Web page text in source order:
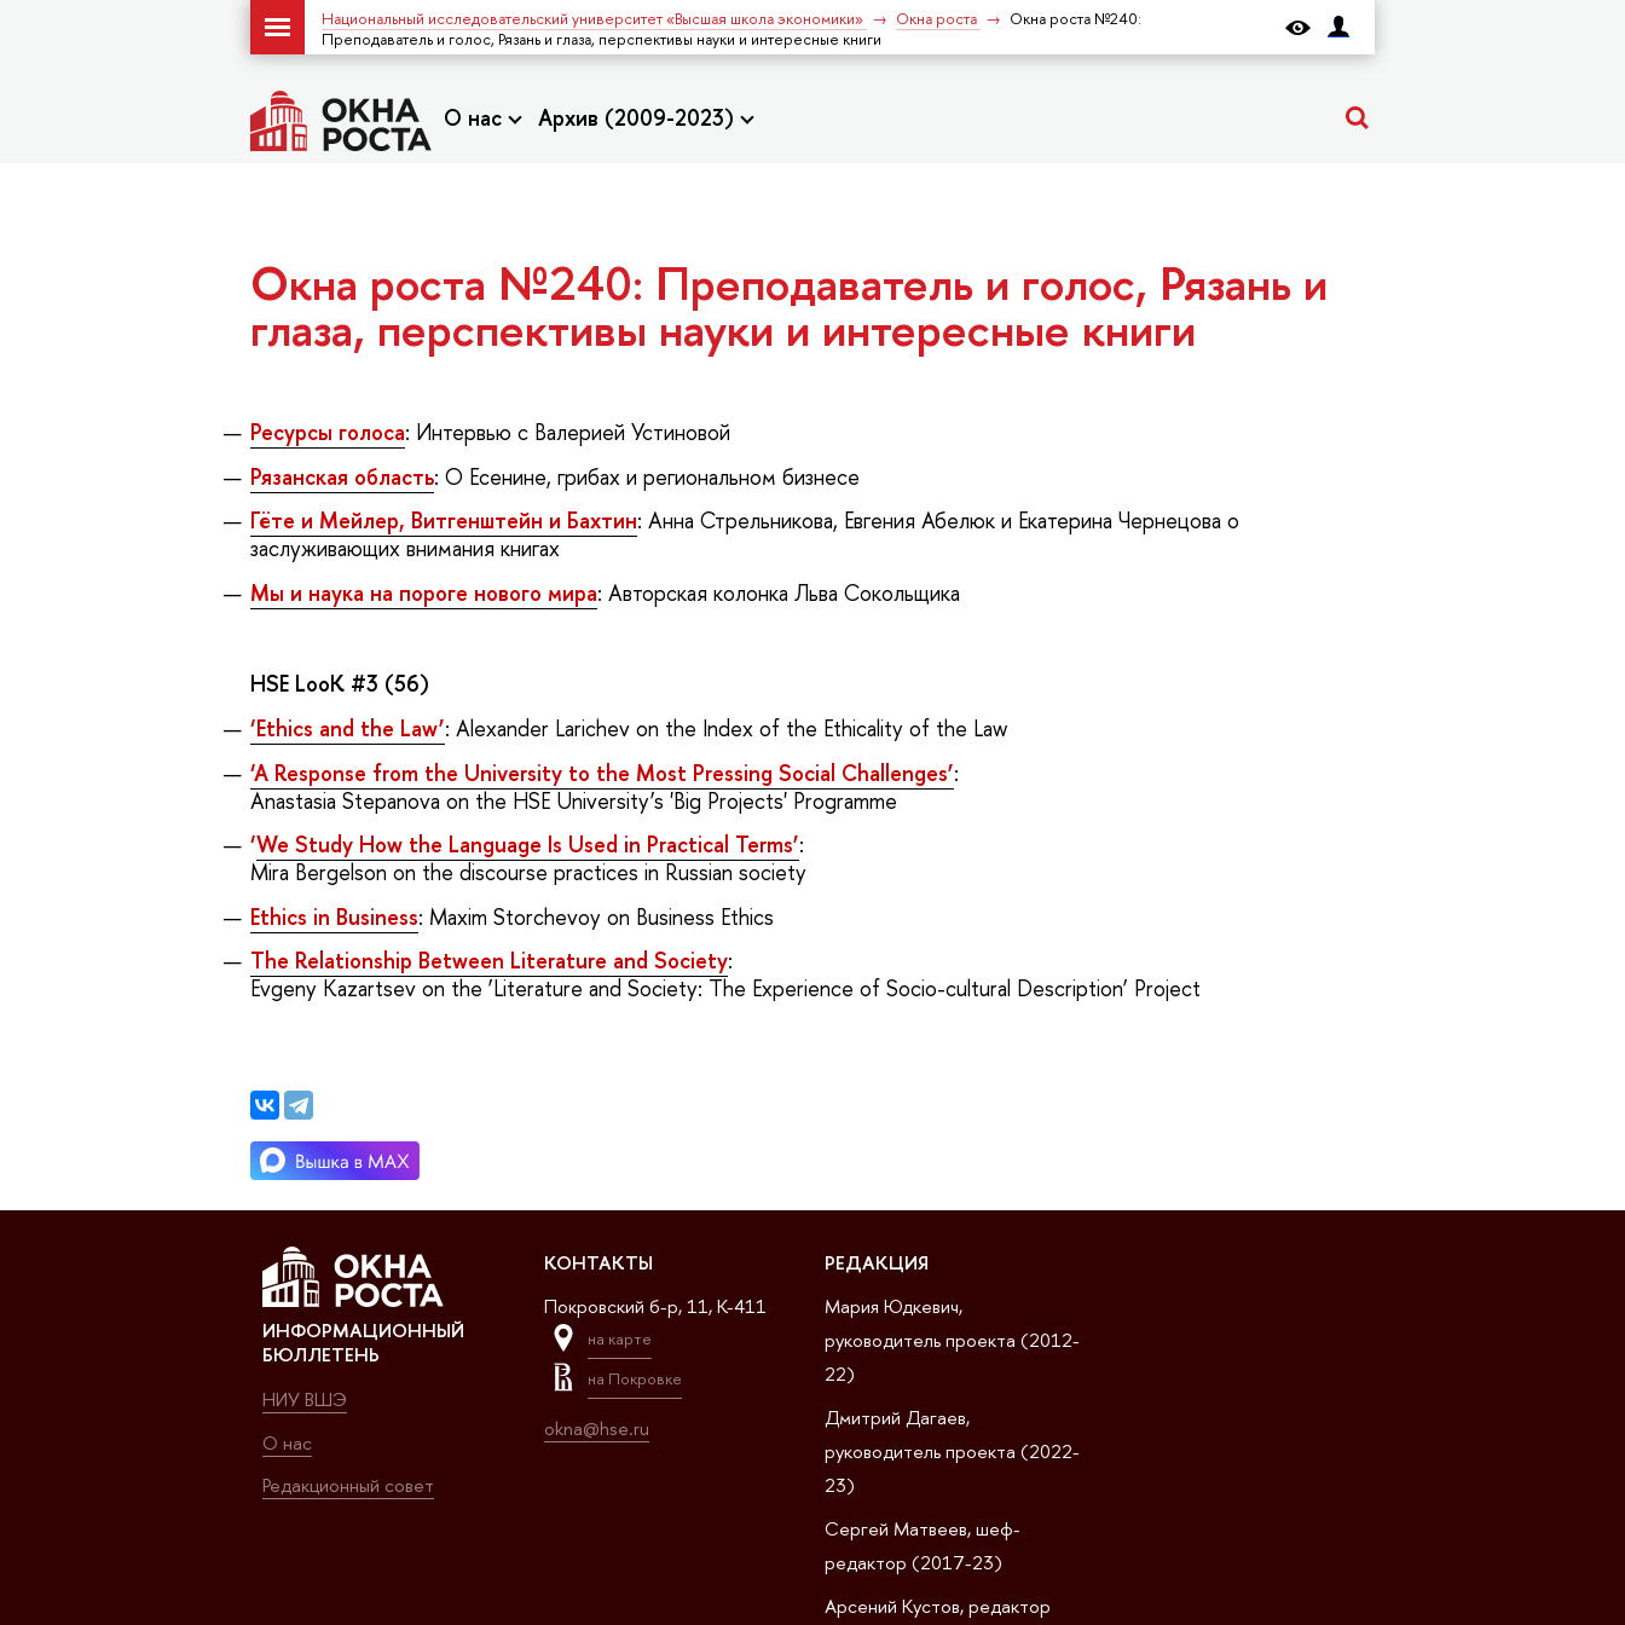
Национальный исследовательский университет «Высшая школа экономики» Окна роста
Окна роста №240:
Преподаватель и голос, Рязань и глаза, перспективы науки и интересные книги
О нас Архив (2009-2023)
Окна роста №240: Преподаватель и голос, Рязань и
глаза, перспективы науки и интересные книги
Ресурсы голоса: Интервью с Валерией Устиновой
Рязанская область: О Есенине, грибах и региональном бизнесе
Гёте и Мейлер, Витгенштейн и Бахтин: Анна Стрельникова, Евгения Абелюк и Екатерина Чернецова о
заслуживающих внимания книгах
Мы и наука на пороге нового мира: Авторская колонка Льва Сокольщика
HSE LooK #3 (56)
‘Ethics and the Law’: Alexander Larichev on the Index of the Ethicality of the Law
‘A Response from the University to the Most Pressing Social Challenges’:
Anastasia Stepanova on the HSE University’s 'Big Projects' Programme
‘We Study How the Language Is Used in Practical Terms’:
Mira Bergelson on the discourse practices in Russian society
Ethics in Business: Maxim Storchevoy on Business Ethics
The Relationship Between Literature and Society:
Evgeny Kazartsev on the ‘Literature and Society: The Experience of Socio-cultural Description’ Project
ИНФОРМАЦИОННЫЙ
БЮЛЛЕТЕНЬ
НИУ ВШЭ
О нас
Редакционный совет
КОНТАКТЫ
Покровский б-р, 11, K-411
на карте
на Покровке
okna@hse.ru
РЕДАКЦИЯ
Мария Юдкевич,
руководитель проекта (2012-
22)
Дмитрий Дагаев,
руководитель проекта (2022-
23)
Сергей Матвеев, шеф-
редактор (2017-23)
Арсений Кустов, редактор